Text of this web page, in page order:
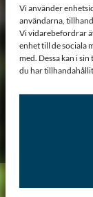
Vi använder
användarna,
Vi vidarebefordrar
enhet till de sociala
med. Dessa kan i
du har